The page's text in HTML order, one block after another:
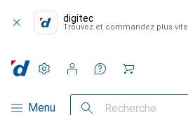
digitec
Trouvez et commandez plus vite
Navigation par catégorie
Menu Recherche
Paramètres
Compte client
Listes de comparaison
Listes d'envies
Panier